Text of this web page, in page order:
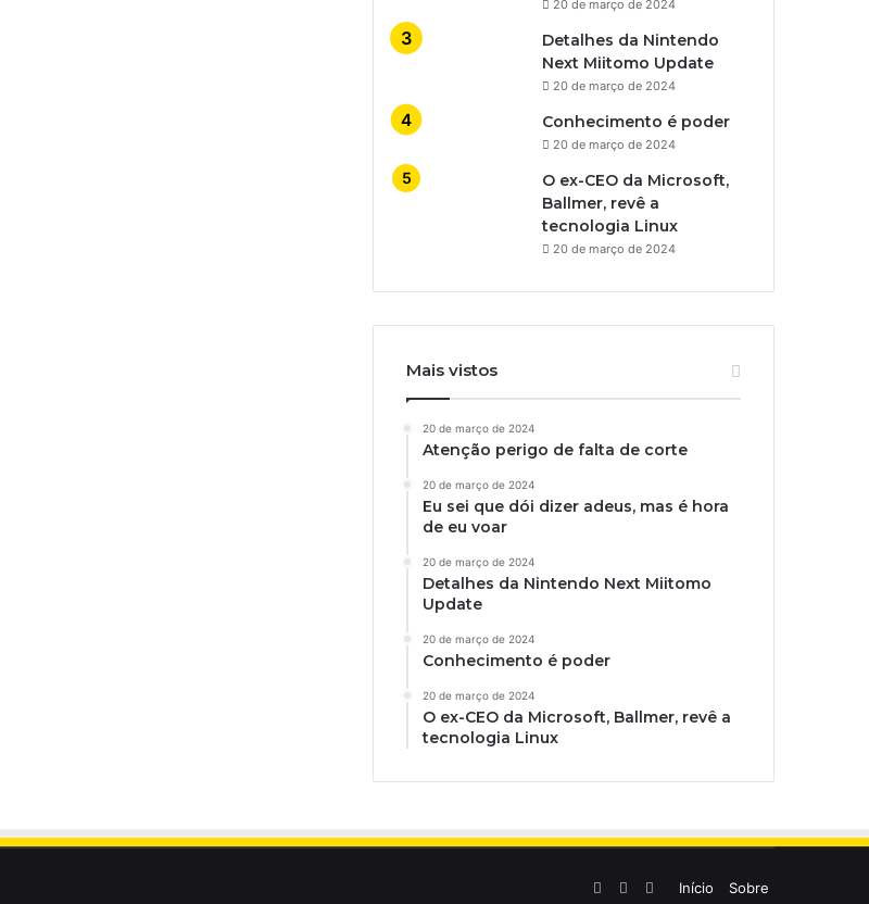
20 de março de 2024
Detalhes da Nintendo
Next Miitomo Update
20 de março de 2024
Conhecimento é poder
20 de março de 2024
O ex-CEO da Microsoft,
Ballmer, revê a
tecnologia Linux
20 de março de 2024
Mais vistos
20 de março de 2024
Atenção perigo de falta de corte
20 de março de 2024
Eu sei que dói dizer adeus, mas é hora
de eu voar
20 de março de 2024
Detalhes da Nintendo Next Miitomo
Update
20 de março de 2024
Conhecimento é poder
20 de março de 2024
O ex-CEO da Microsoft, Ballmer, revê a
tecnologia Linux
Início Sobre
LinkedinYouTubeInstagram